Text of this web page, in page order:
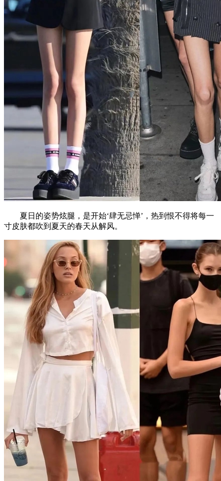
夏日的姿势炫腿，是开始‘肆无忌惮’，热到恨不得将每一
寸皮肤都吹到夏天的春天从解风。